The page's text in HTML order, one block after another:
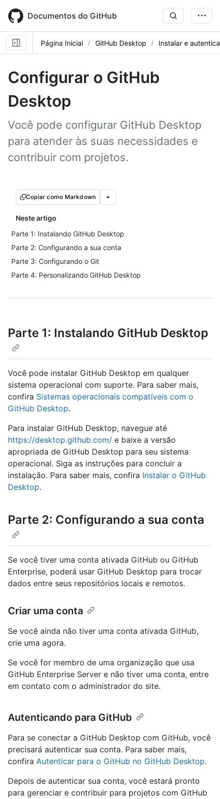
main
content
Documentos do GitHub
Página Inicial GitHub Desktop Instalar e
Configurar o GitHub
Desktop
Você pode configurar GitHub Desktop
para atender às suas necessidades e
contribuir com projetos.
Copiar como Markdown
Neste artigo
Parte 1: Instalando GitHub Desktop
Parte 2: Configurando a sua conta
Parte 3: Configurando o Git
Parte 4: Personalizando GitHub Desktop
Parte 1: Instalando GitHub Desktop
Você pode instalar GitHub Desktop em qualquer
sistema operacional com suporte. Para saber mais,
confira Sistemas operacionais compatíveis com o
GitHub Desktop.
Para instalar GitHub Desktop, navegue até
https://desktop.github.com/ e baixe a versão
apropriada de GitHub Desktop para seu sistema
operacional. Siga as instruções para concluir a
instalação. Para saber mais, confira Instalar o GitHub
Desktop.
Parte 2: Configurando a sua conta
Se você tiver uma conta ativada GitHub ou GitHub
Enterprise, poderá usar GitHub Desktop para trocar
dados entre seus repositórios locais e remotos.
Criar uma conta
Se você ainda não tiver uma conta ativada GitHub,
crie uma agora.
Se você for membro de uma organização que usa
GitHub Enterprise Server e não tiver uma conta, entre
em contato com o administrador do site.
Autenticando para GitHub
Para se conectar a GitHub Desktop com GitHub, você
precisará autenticar sua conta. Para saber mais,
confira Autenticar para o GitHub no GitHub Desktop.
Depois de autenticar sua conta, você estará pronto
para gerenciar e contribuir para projetos com GitHub